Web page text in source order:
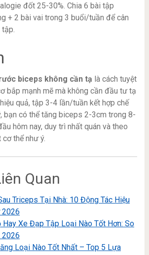
đốt 25-30%. Chia 6 bài tập
+ 2 bài vai trong 3 buổi/tuần để cân
biceps không cần tạ là cách tuyệt
bắp mạnh mẽ mà không cần đầu tư tạ
quả, tập 3-4 lần/tuần kết hợp chế
bạn có thể tăng biceps 2-3cm trong 8-
hôm nay, duy trì nhất quán và theo
thể như ý.
Quan
Triceps Tại Nhà: 10 Động Tác Hiệu
2026
Hay Xe Đạp Tập Loại Nào Tốt Hơn: So
2026
Loại Nào Tốt Nhất – Top 5 Lựa